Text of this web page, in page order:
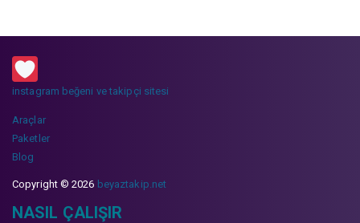
instagram beğeni ve takipçi sitesi
Araçlar
Paketler
Blog
Copyright © 2026 beyaztakip.net
NASIL ÇALIŞIR